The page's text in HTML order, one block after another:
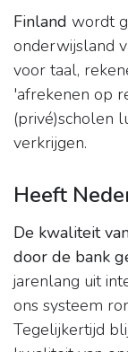
Finland wordt
onderwijsland
voor taal,
'afrekenen op
(privé)scholen
verkrijgen.
Heeft
De kwaliteit
door de bank
jarenlang uit
ons systeem
Tegelijkertijd